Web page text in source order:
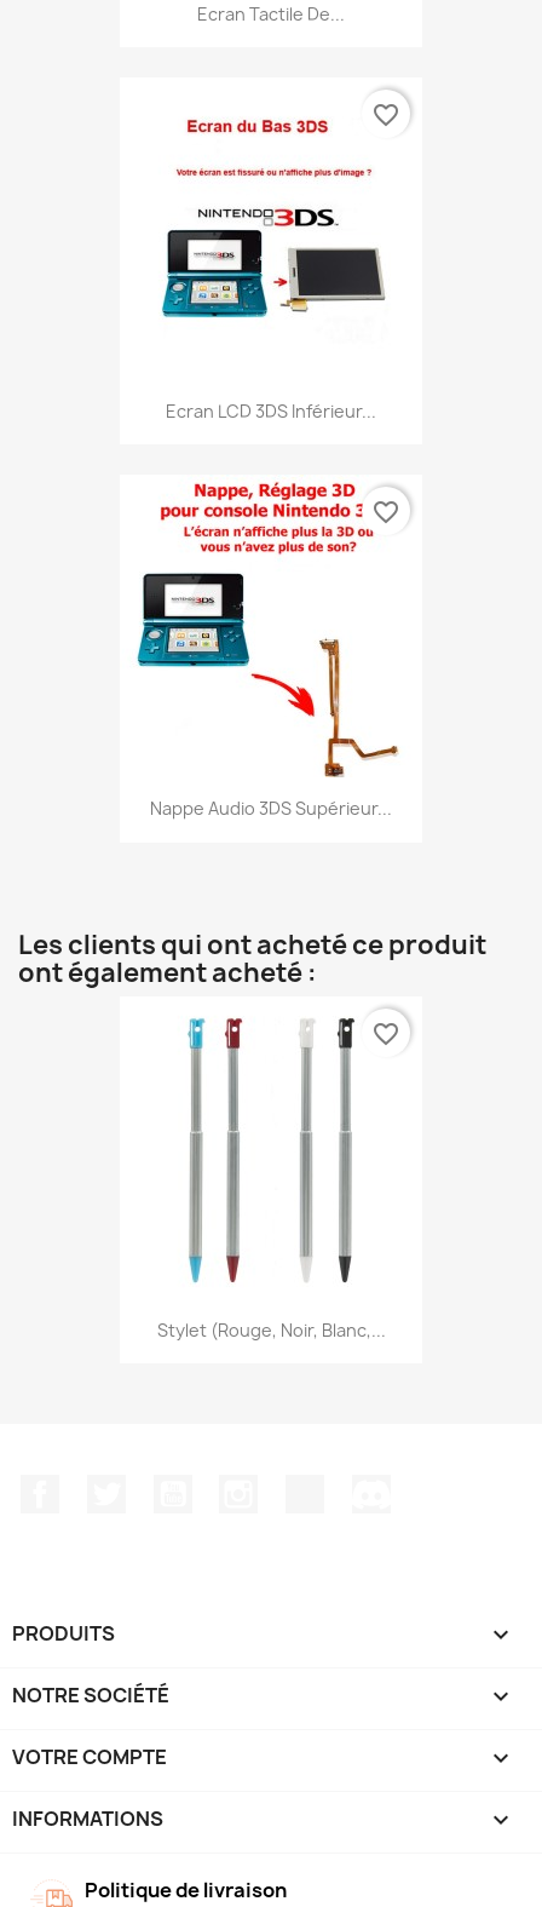
Ecran Tactile De...
Ecran LCD 3DS Inférieur...
favorite_border
Nappe Audio 3DS Supérieur...
favorite_border
Les clients qui ont acheté ce produit
ont également acheté :
Stylet (Rouge, Noir, Blanc,...
favorite_border
PRODUITS 
NOTRE SOCIÉTÉ 
VOTRE COMPTE 
INFORMATIONS keyboard_arrow_down
Politique de livraison